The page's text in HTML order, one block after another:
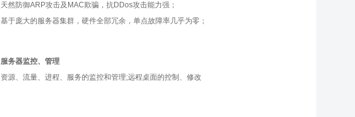
天然防御ARP攻击及MAC欺骗，抗DDos攻击能力强；
基于庞大的服务器集群，硬件全部冗余，单点故障率几乎为零；
服务器监控、管理
资源、流量、进程、服务的监控和管理;远程桌面的控制、修改